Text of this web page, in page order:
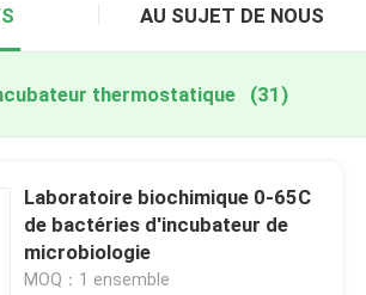
AU SUJET DE NOUS
thermostatique (31)
Laboratoire biochimique 0-65C
de bactéries d'incubateur de
microbiologie
MOQ：1 ensemble